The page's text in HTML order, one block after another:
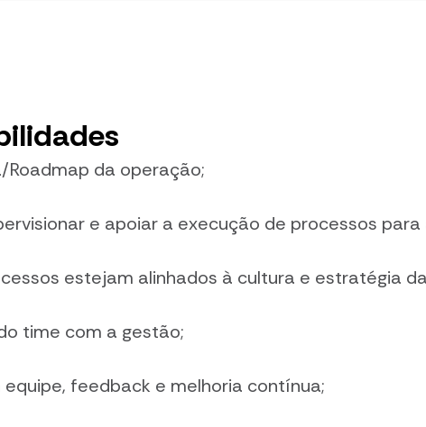
Roadmap da operação;
e apoiar a execução de processos
estejam alinhados à cultura e estratégia
time com a gestão;
feedback e melhoria contínua;